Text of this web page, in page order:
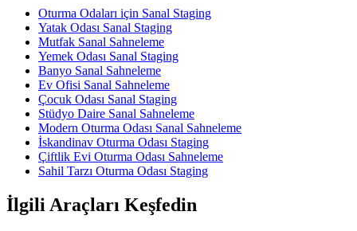
Oturma Odaları için Sanal Staging
Yatak Odası Sanal Staging
Mutfak Sanal Sahneleme
Yemek Odası Sanal Staging
Banyo Sanal Sahneleme
Ev Ofisi Sanal Sahneleme
Çocuk Odası Sanal Staging
Stüdyo Daire Sanal Sahneleme
Modern Oturma Odası Sanal Sahneleme
İskandinav Oturma Odası Staging
Çiftlik Evi Oturma Odası Sahneleme
Sahil Tarzı Oturma Odası Staging
İlgili Araçları Keşfedin